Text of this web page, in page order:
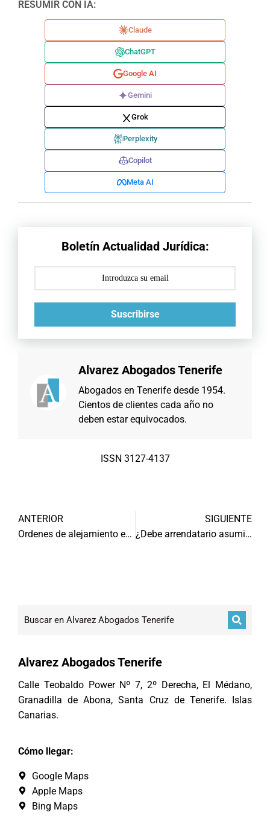
RESUMIR CON IA:
Claude
ChatGPT
Google AI
Gemini
Grok
Perplexity
Copilot
Meta AI
Boletín Actualidad Jurídica:
Suscribirse
Alvarez Abogados Tenerife
Abogados en Tenerife desde 1954.
Cientos de clientes cada año no
deben estar equivocados.
ISSN 3127-4137
ANTERIOR
Ordenes de alejamiento en Canarias
SIGUIENTE
¿Debe arrendatario asumir coste instalación ascensor?
Alvarez Abogados Tenerife
Calle Teobaldo Power Nº 7, 2º Derecha, El Médano,
Granadilla de Abona, Santa Cruz de Tenerife. Islas
Canarias.
Cómo llegar:
Google Maps
Apple Maps
Bing Maps